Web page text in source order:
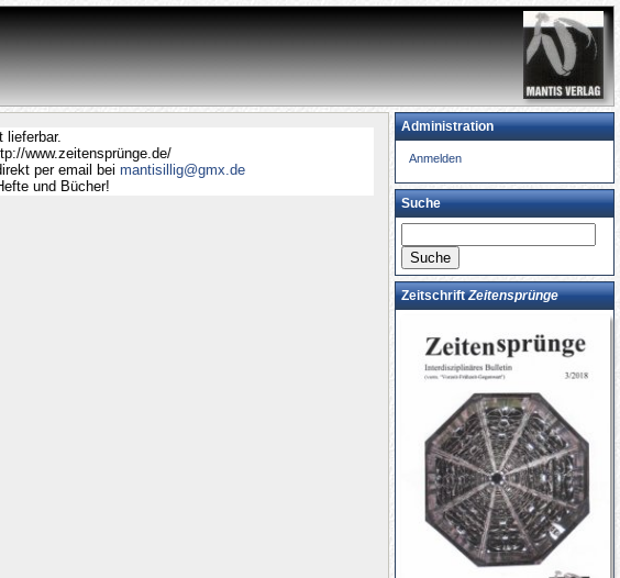
" ist lieferbar.
http://www.zeitensprünge.de/
direkt per email beimantisillig@gmx.de
Hefte und Bücher!
Administration
Anmelden
Suche
ZeitschriftZeitensprünge